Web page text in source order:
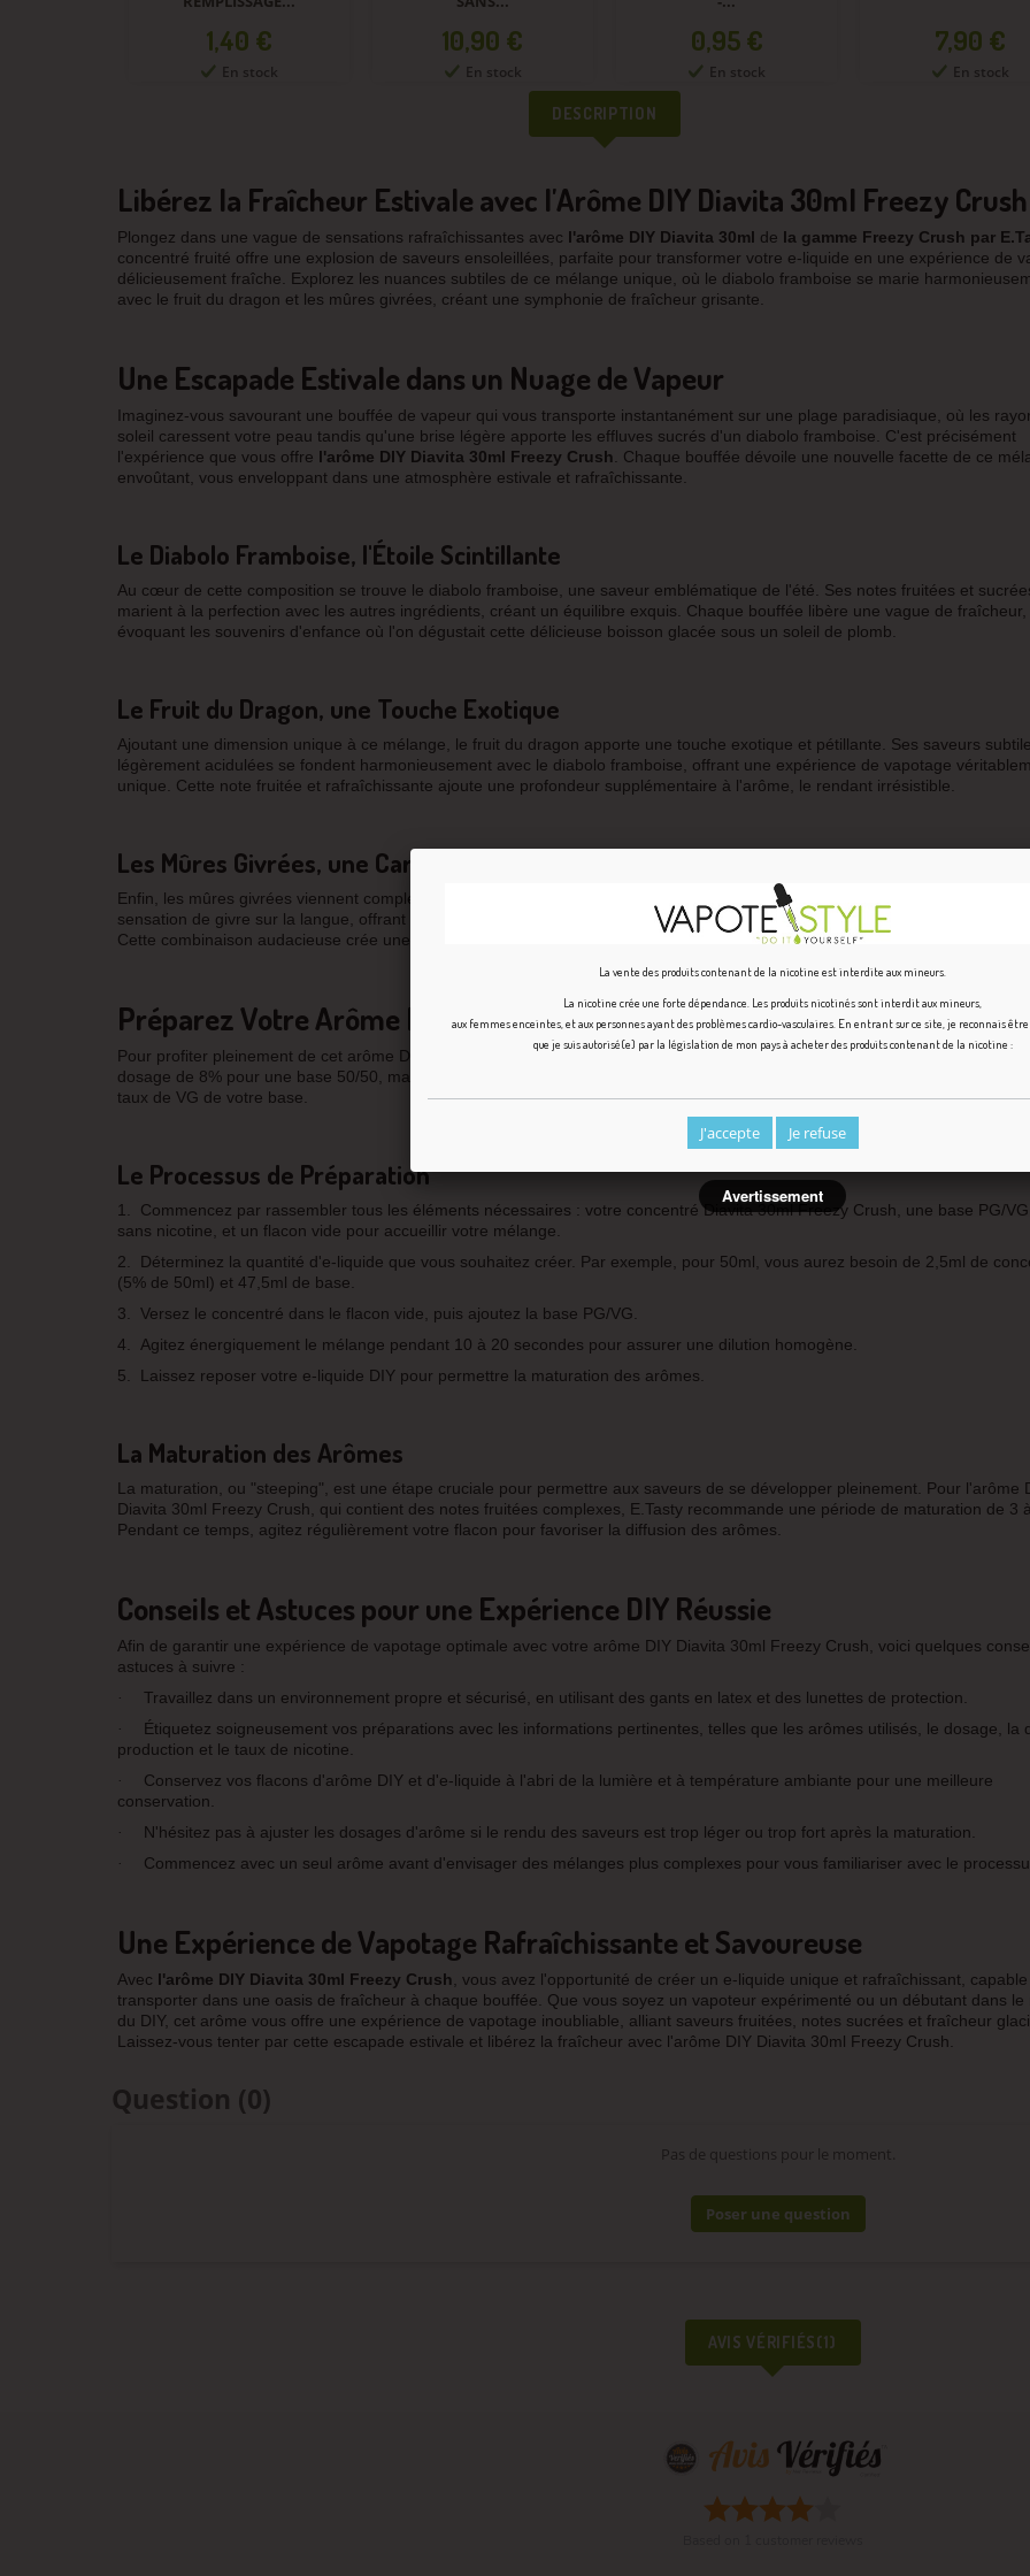
Prix
10,90 €
En stock
Prix
0,95 €
En stock
Prix
7,90 €
En stock
DESCRIPTION
Libérez la Fraîcheur Estivale avec l'Arôme DIY Diavita 30ml Freezy Crush
Plongez dans une vague de sensations rafraîchissantes avec l'arôme DIY Diavita 30ml de la gamme Freezy Crush par
concentré fruité offre une explosion de saveurs ensoleillées, parfaite pour transformer votre e-liquide en une expérience de
délicieusement fraîche. Explorez les nuances subtiles de ce mélange unique, où le diabolo framboise se marie
avec le fruit du dragon et les mûres givrées, créant une symphonie de fraîcheur grisante.
Une Escapade Estivale dans un Nuage de Vapeur
Imaginez-vous savourant une bouffée de vapeur qui vous transporte instantanément sur une plage paradisiaque, où les
soleil caressent votre peau tandis qu'une brise légère apporte les effluves sucrés d'un diabolo framboise. C'est précisément
l'expérience que vous offre l'arôme DIY Diavita 30ml Freezy Crush. Chaque bouffée dévoile une nouvelle facette de ce
envoûtant, vous enveloppant dans une atmosphère estivale et rafraîchissante.
Le Diabolo Framboise, l'Étoile Scintillante
Au cœur de cette composition se trouve le diabolo framboise, une saveur emblématique de l'été. Ses notes fruitées et
marient à la perfection avec les autres ingrédients, créant un équilibre exquis. Chaque bouffée libère une vague de fraîcheur,
évoquant les souvenirs d'enfance où l'on dégustait cette délicieuse boisson glacée sous un soleil de plomb.
Le Fruit du Dragon, une Touche Exotique
Ajoutant une dimension unique à ce mélange, le fruit du dragon apporte une touche exotique et pétillante. Ses saveurs
légèrement acidulées se fondent harmonieusement avec le diabolo framboise, offrant une expérience de vapotage
unique. Cette note fruitée et rafraîchissante ajoute une profondeur supplémentaire à l'arôme, le rendant irrésistible.
Les Mûres Givrées, une Caresse Glacée
Enfin, les mûres givrées viennent compléter ce trio de saveurs avec leur touche de fraîcheur glaciale. Leur présence apporte
sensation de givre sur la langue, offrant un contraste délicieux avec les notes sucrées du diabolo framboise et du fruit du
Cette combinaison audacieuse crée une expérience de vapotage véritablement unique et rafraîchissante.
Préparez Votre Arôme DIY Diavita 30ml Freezy Crush
Pour profiter pleinement de cet arôme DIY, vous devrez le mélanger à une base PG/VG de votre choix. E.Tasty recommande
dosage de 8% pour une base 50/50, mais vous pouvez ajuster ce pourcentage en fonction de vos préférences personnelles
taux de VG de votre base.
Le Processus de Préparation
1.
Commencez par rassembler tous les éléments nécessaires : votre concentré Diavita 30ml Freezy Crush, une base PG/
sans nicotine, et un flacon vide pour accueillir votre mélange.
2.
Déterminez la quantité d'e-liquide que vous souhaitez créer. Par exemple, pour 50ml, vous aurez besoin de 2,5ml de
(5% de 50ml) et 47,5ml de base.
3.
Versez le concentré dans le flacon vide, puis ajoutez la base PG/VG.
4.
Agitez énergiquement le mélange pendant 10 à 20 secondes pour assurer une dilution homogène.
5.
Laissez reposer votre e-liquide DIY pour permettre la maturation des arômes.
La Maturation des Arômes
La maturation, ou "steeping", est une étape cruciale pour permettre aux saveurs de se développer pleinement. Pour l'arôme
Diavita 30ml Freezy Crush, qui contient des notes fruitées complexes, E.Tasty recommande une période de maturation de 3
Pendant ce temps, agitez régulièrement votre flacon pour favoriser la diffusion des arômes.
Conseils et Astuces pour une Expérience DIY Réussie
Afin de garantir une expérience de vapotage optimale avec votre arôme DIY Diavita 30ml Freezy Crush, voici quelques
astuces à suivre :
· Travaillez dans un environnement propre et sécurisé, en utilisant des gants en latex et des lunettes de protection.
·
Étiquetez soigneusement vos préparations avec les informations pertinentes, telles que les arômes utilisés, le dosage, la
production et le taux de nicotine.
·
Conservez vos flacons d'arôme DIY et d'e-liquide à l'abri de la lumière et à température ambiante pour une meilleure
conservation.
· N'hésitez pas à ajuster les dosages d'arôme si le rendu des saveurs est trop léger ou trop fort après la maturation.
· Commencez avec un seul arôme avant d'envisager des mélanges plus complexes pour vous familiariser avec le
Une Expérience de Vapotage Rafraîchissante et Savoureuse
Avec l'arôme DIY Diavita 30ml Freezy Crush, vous avez l'opportunité de créer un e-liquide unique et rafraîchissant,
transporter dans une oasis de fraîcheur à chaque bouffée. Que vous soyez un vapoteur expérimenté ou un débutant dans le
du DIY, cet arôme vous offre une expérience de vapotage inoubliable, alliant saveurs fruitées, notes sucrées et fraîcheur
Laissez-vous tenter par cette escapade estivale et libérez la fraîcheur avec l'arôme DIY Diavita 30ml Freezy Crush.
Question (0)
Pas de questions pour le moment.
Poser une question
AVIS VÉRIFIÉS(1)
La vente des produits contenant de la nicotine est interdite aux mineurs.
La nicotine crée une forte dépendance. Les produits nicotinés sont interdit aux mineurs,
aux femmes enceintes, et aux personnes ayant des problèmes cardio-vasculaires. En entrant sur ce site, je reconnais
que je suis autorisé(e) par la législation de mon pays à acheter des produits contenant de la nicotine :
J'accepte Je refuse
Avertissement